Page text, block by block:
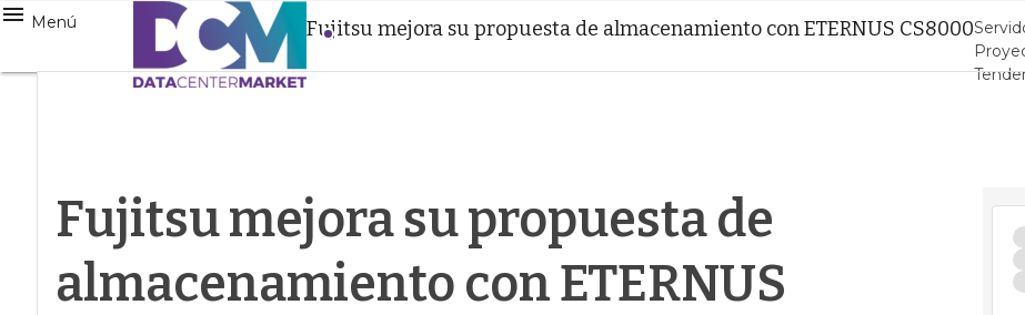
Menú Fujitsu mejora su propuesta de almacenamiento con ETERNUS CS8000
Fujitsu mejora su propuesta de
almacenamiento con ETERNUS